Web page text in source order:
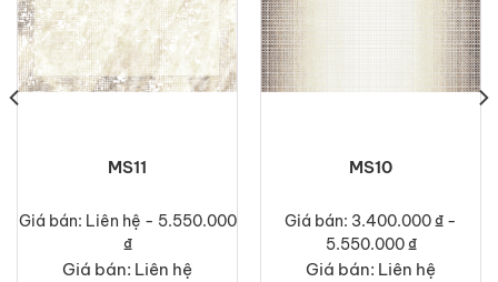
MS11
Giá bán: Liên hệ - 5.550.000
₫
Giá bán: Liên hệ
MS10
Giá bán: 3.400.000 ₫ -
5.550.000 ₫
Giá bán: Liên hệ